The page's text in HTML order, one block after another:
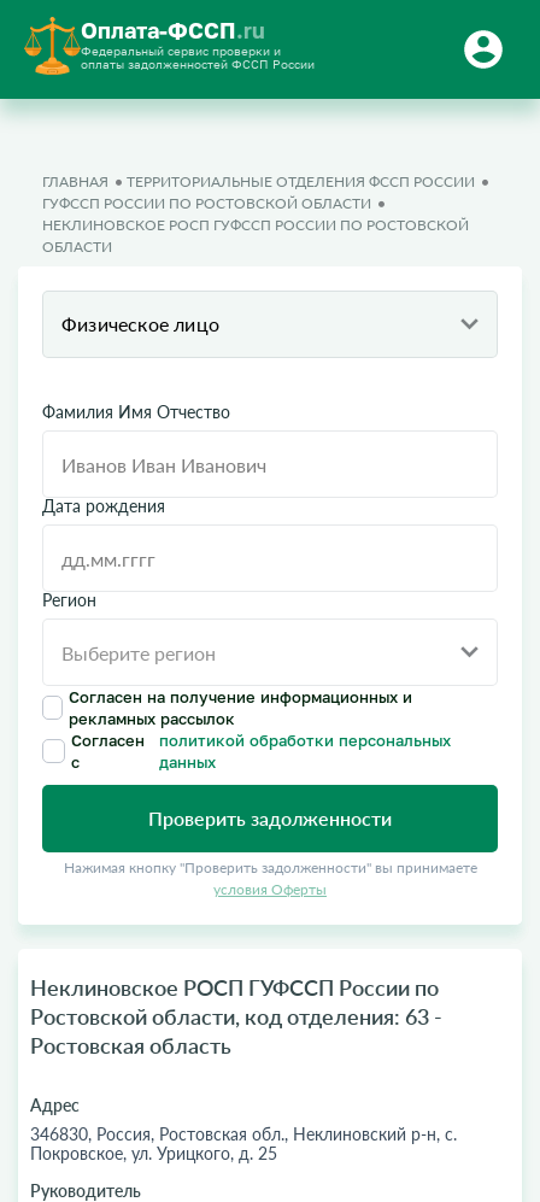
Оплата-ФССП.ru
Федеральный сервис проверки и
оплаты задолженностей ФССП России
ГЛАВНАЯ
ТЕРРИТОРИАЛЬНЫЕ ОТДЕЛЕНИЯ ФССП РОССИИ
ГУФССП РОССИИ ПО РОСТОВСКОЙ ОБЛАСТИ
НЕКЛИНОВСКОЕ РОСП ГУФССП РОССИИ ПО РОСТОВСКОЙ
ОБЛАСТИ
Физическое лицо
Фамилия Имя Отчество
Дата рождения
Регион
Согласен на получение информационных и
рекламных рассылок
Согласен
с
политикой обработки персональных
данных
Проверить задолженности
Нажимая кнопку "Проверить задолженности" вы принимаете
условия Оферты
Неклиновское РОСП ГУФССП России по
Ростовской области, код отделения: 63 -
Ростовская область
Адрес
346830, Россия, Ростовская обл., Неклиновский р-н, с.
Покровское, ул. Урицкого, д. 25
Руководитель